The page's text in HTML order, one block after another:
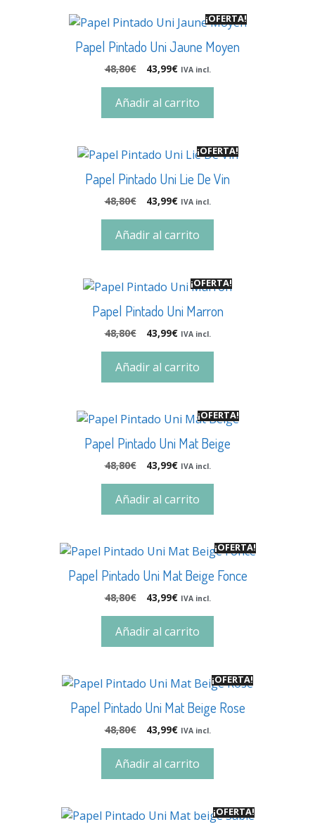
¡OFERTA!
Papel Pintado Uni Jaune Moyen
48,80€ 43,99€ IVA incl.
Añadir al carrito
¡OFERTA!
Papel Pintado Uni Lie De Vin
48,80€ 43,99€ IVA incl.
Añadir al carrito
¡OFERTA!
Papel Pintado Uni Marron
48,80€ 43,99€ IVA incl.
Añadir al carrito
¡OFERTA!
Papel Pintado Uni Mat Beige
48,80€ 43,99€ IVA incl.
Añadir al carrito
¡OFERTA!
Papel Pintado Uni Mat Beige Fonce
48,80€ 43,99€ IVA incl.
Añadir al carrito
¡OFERTA!
Papel Pintado Uni Mat Beige Rose
48,80€ 43,99€ IVA incl.
Añadir al carrito
¡OFERTA!